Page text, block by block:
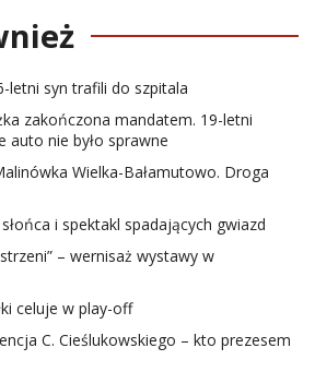
letni syn trafili do szpitala
zakończona mandatem. 19-letni
auto nie było sprawne
Wielka-Bałamutowo. Droga
i spektakl spadających gwiazd
– wernisaż wystawy w
celuje w play-off
C. Cieślukowskiego – kto prezesem